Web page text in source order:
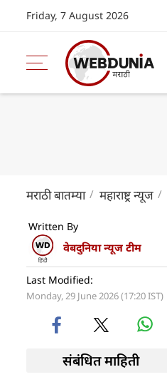
Friday, 7 August 2026
मराठी बातम्या महाराष्ट्र न्यूज
Written By
वेबदुनिया न्यूज टीम
Last Modified:
Monday, 29 June 2026 (17:20 IST)
संबंधित माहिती